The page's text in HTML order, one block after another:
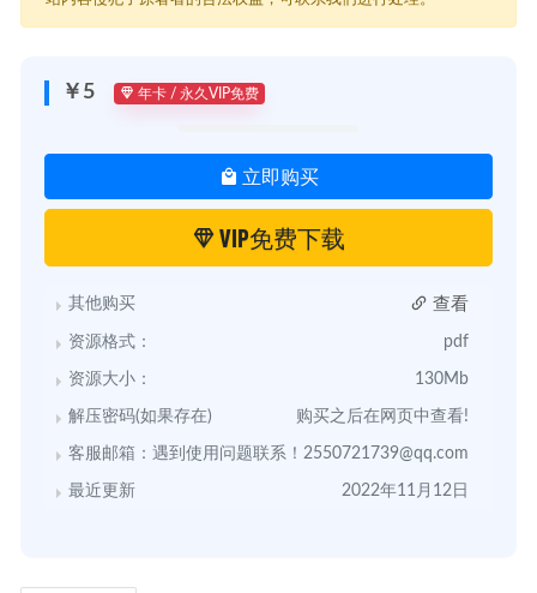
￥5 年卡 / 永久VIP免费
立即购买
VIP免费下载
其他购买 查看
资源格式： pdf
资源大小： 130Mb
解压密码(如果存在) 购买之后在网页中查看!
客服邮箱：遇到使用问题联系！ 2550721739@qq.com
最近更新 2022年11月12日